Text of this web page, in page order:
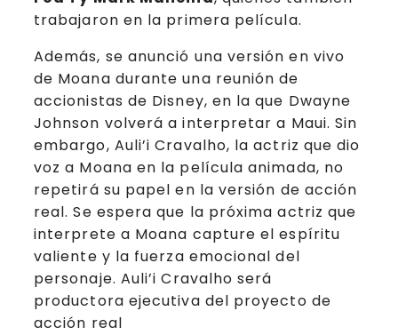
trabajaron en la primera película.
Además, se anunció una versión en vivo
de Moana durante una reunión de
accionistas de Disney, en la que Dwayne
Johnson volverá a interpretar a Maui. Sin
embargo, Auli’i Cravalho, la actriz que dio
voz a Moana en la película animada, no
repetirá su papel en la versión de acción
real. Se espera que la próxima actriz que
interprete a Moana capture el espíritu
valiente y la fuerza emocional del
personaje. Auli’i Cravalho será
productora ejecutiva del proyecto de
acción real